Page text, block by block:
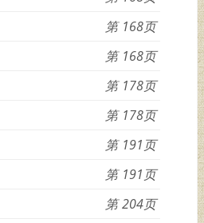
168
168
178
178
191
191
204